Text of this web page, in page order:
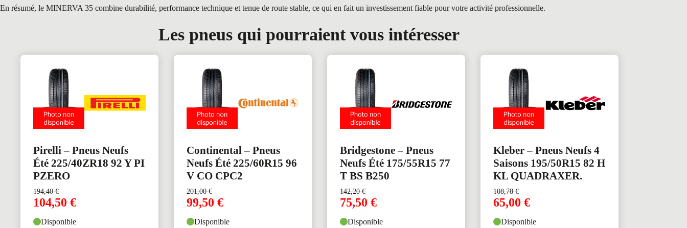
En résumé, le MINERVA 35 combine durabilité, performance technique et tenue de route stable, ce qui en fait un investissement fiable pour votre activité professionnelle.
Les pneus qui pourraient vous intéresser
Pirelli – Pneus Neufs
Été 225/40ZR18 92 Y PI
PZERO
194,40€
104,50 €
Disponible
Continental – Pneus
Neufs Été 225/60R15 96
V CO CPC2
201,00€
99,50 €
Disponible
Bridgestone – Pneus
Neufs Été 175/55R15 77
T BS B250
142,20€
75,50 €
Disponible
Kleber – Pneus Neufs 4
Saisons 195/50R15 82 H
KL QUADRAXER.
108,78€
65,00 €
Disponible